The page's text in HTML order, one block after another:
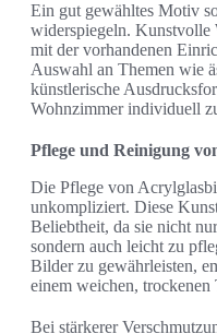
Ein gut gewähltes Motiv
widerspiegeln. Kunstvolle
mit der vorhandenen
Auswahl an Themen wie
künstlerische
Wohnzimmer individuell
Pflege und Reinigung
Die Pflege von
unkompliziert. Diese
Beliebtheit, da sie nicht
sondern auch leicht zu
Bilder zu gewährleisten,
einem weichen, trockenen
Bei stärkerer